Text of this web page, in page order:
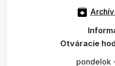
Otváracie
pondelok